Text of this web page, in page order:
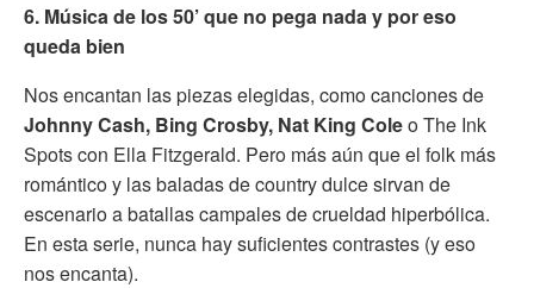
6. Música de los 50’ que no pega nada y por eso
queda bien
Nos encantan las piezas elegidas, como canciones de
Johnny Cash, Bing Crosby, Nat King Coleo The Ink
Spots con Ella Fitzgerald. Pero más aún que el folk más
romántico y las baladas de country dulce sirvan de
escenario a batallas campales de crueldad hiperbólica.
En esta serie, nunca hay suficientes contrastes (y eso
nos encanta).